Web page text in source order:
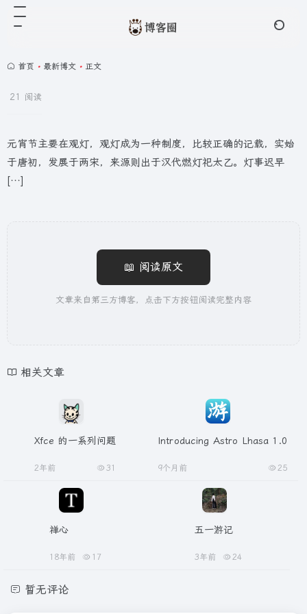
首页 • 最新博文 • 正文
21 阅读
元宵节主要在观灯，观灯成为一种制度，比较正确的记载，实始
于唐初，发展于两宋，来源则出于汉代燃灯祀太乙。灯事迟早
[…]
📖 阅读原文
文章来自第三方博客，点击下方按钮阅读完整内容
相关文章
Xfce 的一系列问题
2年前 31
Introducing Astro Lhasa 1.0
9个月前 25
禅心
18年前 17
五一游记
3年前 24
暂无评论